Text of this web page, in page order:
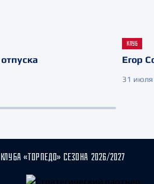
КЛУБ
Егор
31 июля
«ТОРПЕДО» СЕЗОНА 2026/2027